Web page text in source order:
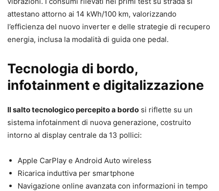
attestano attorno ai 14 kWh/100 km, valorizzando
l’efficienza del nuovo inverter e delle strategie di recupero
energia, inclusa la modalità di guida one pedal.
Tecnologia di bordo,
infotainment e digitalizzazione
Il salto tecnologico percepito a bordo si riflette su un
sistema infotainment di nuova generazione, costruito
intorno al display centrale da 13 pollici:
Apple CarPlay e Android Auto wireless
Ricarica induttiva per smartphone
Navigazione online avanzata con informazioni in tempo